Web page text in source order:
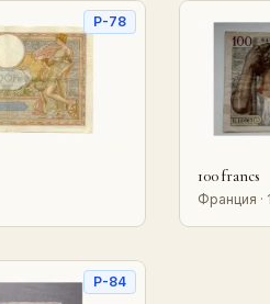
P-78
100 francs
Франция ·
P-84